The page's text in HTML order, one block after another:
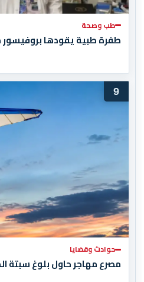
طب وصحة
طفرة طبية يقودها
9
حوادث وقضايا
مصرع مهاجر حاول بلوغ سبتة